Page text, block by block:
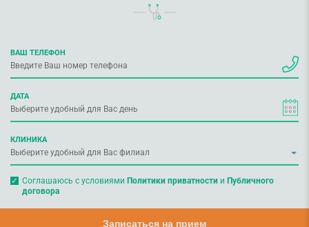
ВАШ ТЕЛЕФОН
ДАТА
КЛИНИКА
Соглашаюсь с условиями Политики приватностии Публичного
договора
Записаться на прием